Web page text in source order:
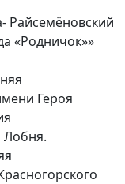
Райсемёновский
«Родничок»»
Героя
Лобня.